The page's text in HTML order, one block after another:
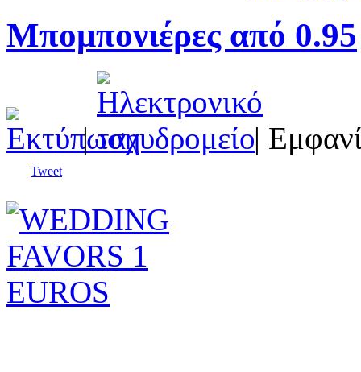
Μπομπονιέρες από 0.95
| |
Tweet